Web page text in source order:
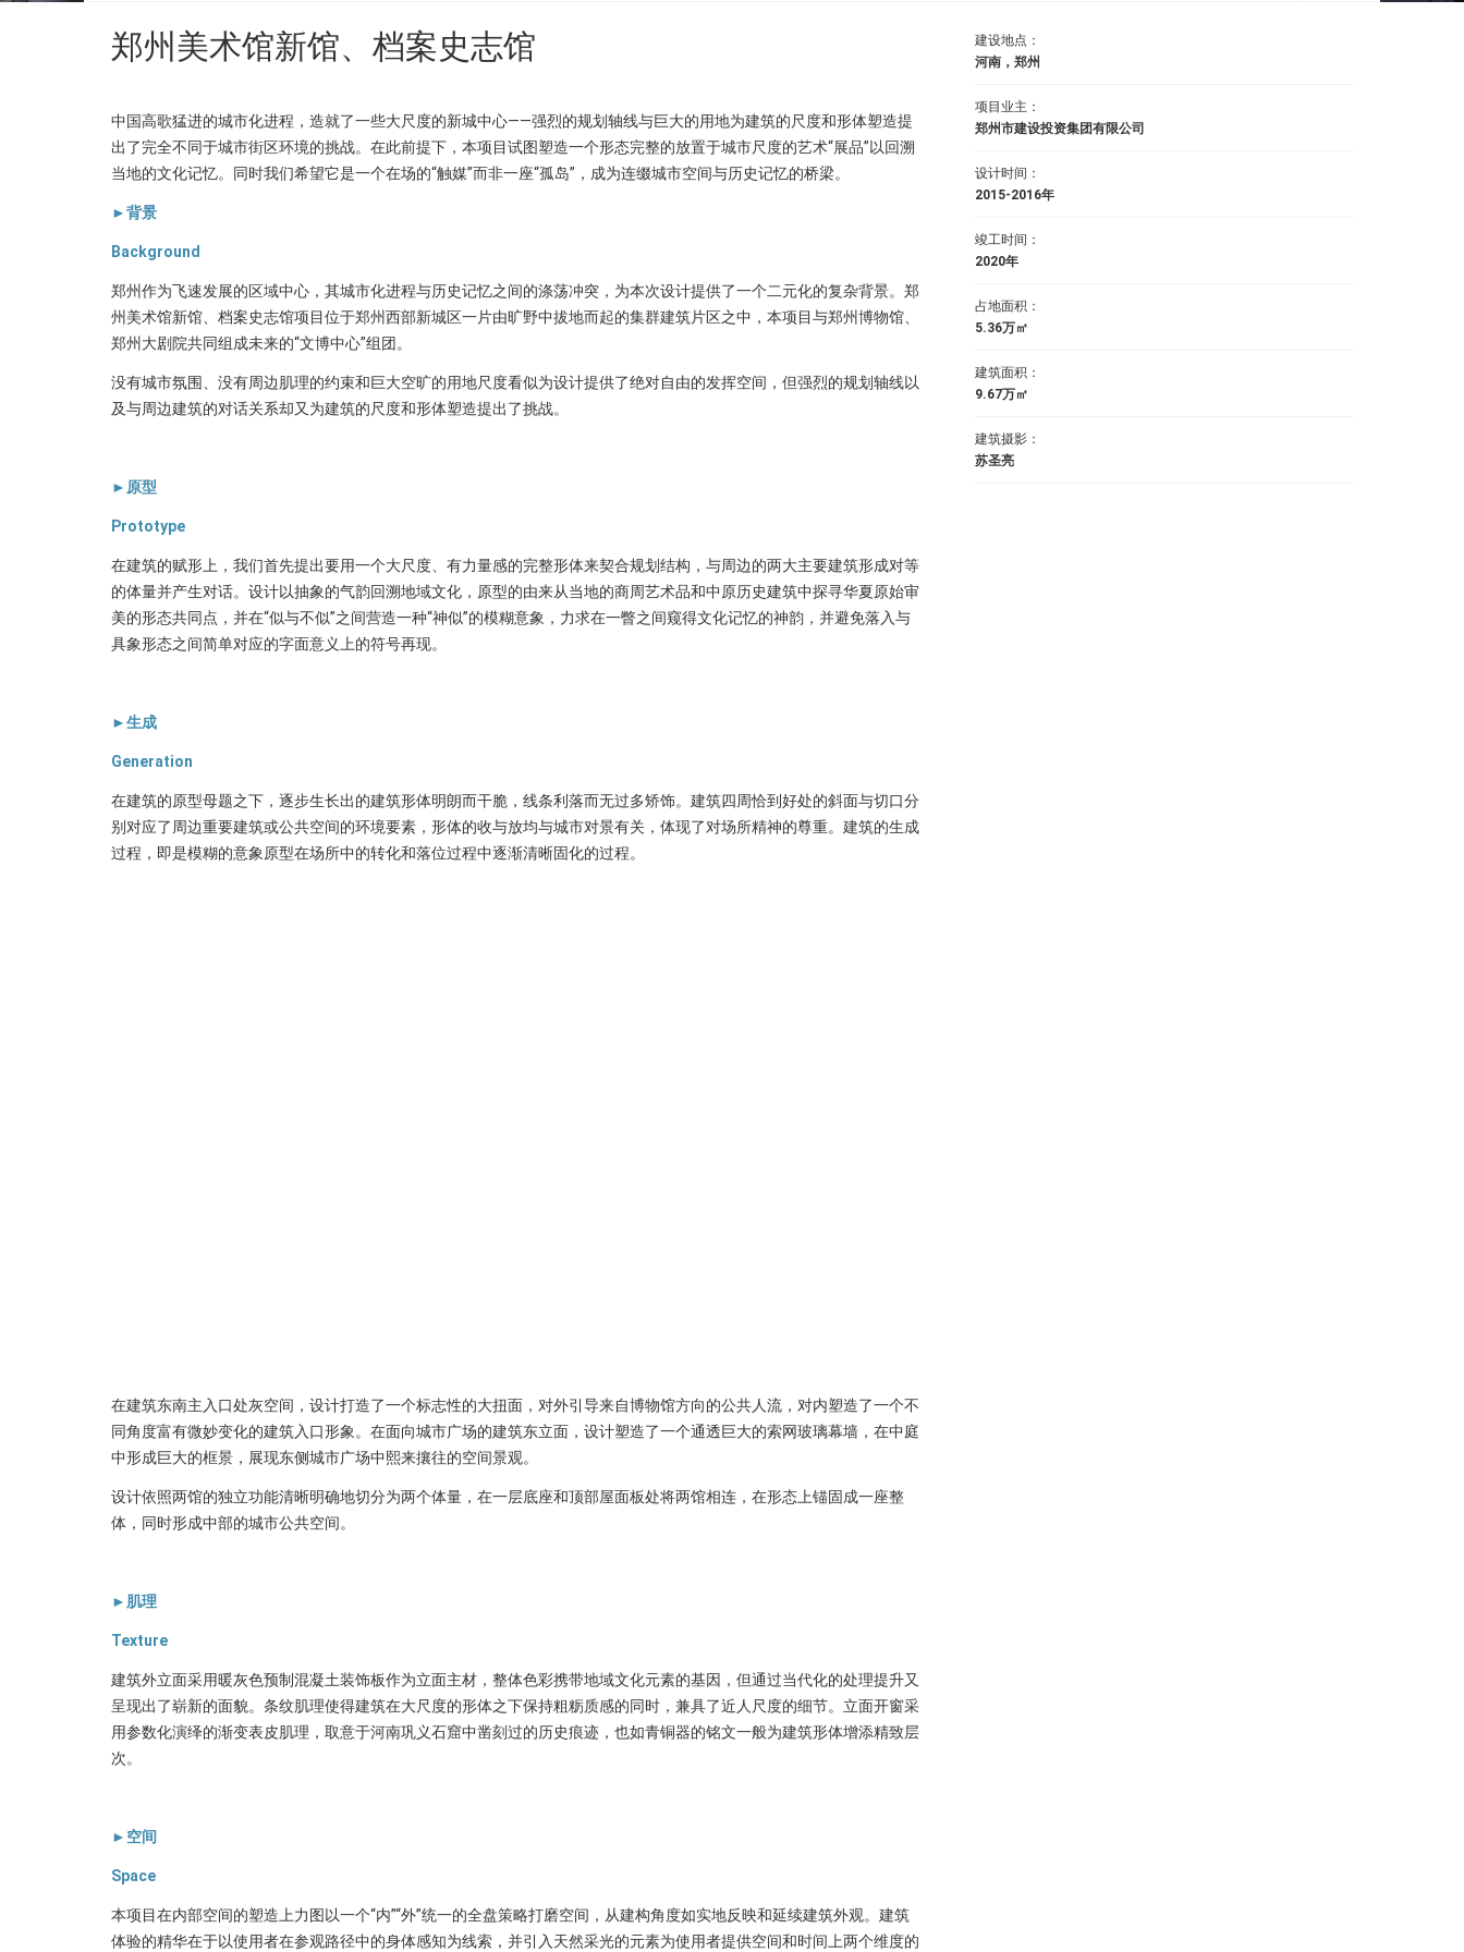
郑州美术馆新馆、档案史志馆
中国高歌猛进的城市化进程，造就了一些大尺度的新城中心——强烈的规划轴线与巨大的用地为建筑的尺度和形体塑造提
出了完全不同于城市街区环境的挑战。在此前提下，本项目试图塑造一个形态完整的放置于城市尺度的艺术“展品”以回溯
当地的文化记忆。同时我们希望它是一个在场的“触媒”而非一座“孤岛”，成为连缀城市空间与历史记忆的桥梁。
►背景
Background
郑州作为飞速发展的区域中心，其城市化进程与历史记忆之间的涤荡冲突，为本次设计提供了一个二元化的复杂背景。郑
州美术馆新馆、档案史志馆项目位于郑州西部新城区一片由旷野中拔地而起的集群建筑片区之中，本项目与郑州博物馆、
郑州大剧院共同组成未来的“文博中心”组团。
没有城市氛围、没有周边肌理的约束和巨大空旷的用地尺度看似为设计提供了绝对自由的发挥空间，但强烈的规划轴线以
及与周边建筑的对话关系却又为建筑的尺度和形体塑造提出了挑战。
►原型
Prototype
在建筑的赋形上，我们首先提出要用一个大尺度、有力量感的完整形体来契合规划结构，与周边的两大主要建筑形成对等
的体量并产生对话。设计以抽象的气韵回溯地域文化，原型的由来从当地的商周艺术品和中原历史建筑中探寻华夏原始审
美的形态共同点，并在“似与不似”之间营造一种“神似”的模糊意象，力求在一瞥之间窥得文化记忆的神韵，并避免落入与
具象形态之间简单对应的字面意义上的符号再现。
►生成
Generation
在建筑的原型母题之下，逐步生长出的建筑形体明朗而干脆，线条利落而无过多矫饰。建筑四周恰到好处的斜面与切口分
别对应了周边重要建筑或公共空间的环境要素，形体的收与放均与城市对景有关，体现了对场所精神的尊重。建筑的生成
过程，即是模糊的意象原型在场所中的转化和落位过程中逐渐清晰固化的过程。
在建筑东南主入口处灰空间，设计打造了一个标志性的大扭面，对外引导来自博物馆方向的公共人流，对内塑造了一个不
同角度富有微妙变化的建筑入口形象。 在面向城市广场的建筑东立面，设计塑造了一个通透巨大的索网玻璃幕墙，在中庭
中形成巨大的框景，展现东侧城市广场中熙来攘往的空间景观。
设计依照两馆的独立功能清晰明确地切分为两个体量，在一层底座和顶部屋面板处将两馆相连，在形态上锚固成一座整
体，同时形成中部的城市公共空间。
►肌理
Texture
建筑外立面采用暖灰色预制混凝土装饰板作为立面主材，整体色彩携带地域文化元素的基因，但通过当代化的处理提升又
呈现出了崭新的面貌。条纹肌理使得建筑在大尺度的形体之下保持粗粝质感的同时，兼具了近人尺度的细节。立面开窗采
用参数化演绎的渐变表皮肌理，取意于河南巩义石窟中凿刻过的历史痕迹，也如青铜器的铭文一般为建筑形体增添精致层
次。
►空间
Space
本项目在内部空间的塑造上力图以一个“内”“外”统一的全盘策略打磨空间，从建构角度如实地反映和延续建筑外观。建筑
体验的精华在于以使用者在参观路径中的身体感知为线索，并引入天然采光的元素为使用者提供空间和时间上两个维度的
建设地点：
河南，郑州
项目业主：
郑州市建设投资集团有限公司
设计时间：
2015-2016年
竣工时间：
2020年
占地面积：
5.36万㎡
建筑面积：
9.67万㎡
建筑摄影：
苏圣亮